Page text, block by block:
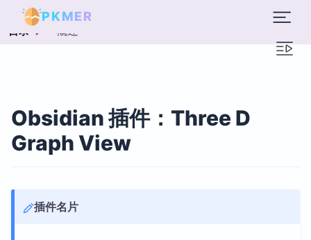
PKMER
目录 概述
Obsidian 插件：Three D
Graph View
插件名片